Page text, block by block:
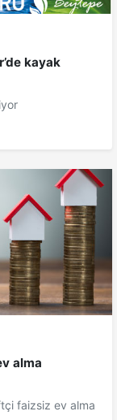
kayak
alma
faizsiz ev alma